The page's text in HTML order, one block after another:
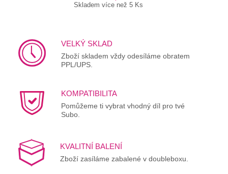
Skladem více než 5 Ks
VELKÝ SKLAD
Zboží skladem vždy odesíláme obratem
PPL/UPS.
KOMPATIBILITA
Pomůžeme ti vybrat vhodný díl pro tvé
Subo.
KVALITNÍ BALENÍ
Zboží zasíláme zabalené v doubleboxu.